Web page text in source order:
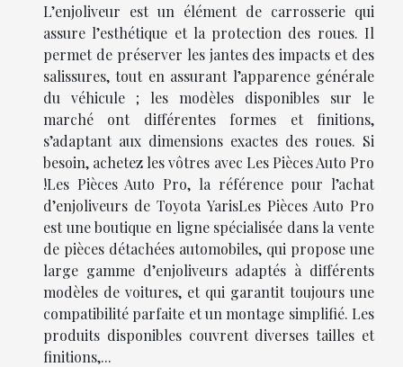
L’enjoliveur est un élément de carrosserie qui
assure l’esthétique et la protection des roues. Il
permet de préserver les jantes des impacts et des
salissures, tout en assurant l’apparence générale
du véhicule ; les modèles disponibles sur le
marché ont différentes formes et finitions,
s’adaptant aux dimensions exactes des roues. Si
besoin, achetez les vôtres avec Les Pièces Auto Pro
!Les Pièces Auto Pro, la référence pour l’achat
d’enjoliveurs de Toyota YarisLes Pièces Auto Pro
est une boutique en ligne spécialisée dans la vente
de pièces détachées automobiles, qui propose une
large gamme d’enjoliveurs adaptés à différents
modèles de voitures, et qui garantit toujours une
compatibilité parfaite et un montage simplifié. Les
produits disponibles couvrent diverses tailles et
finitions,...